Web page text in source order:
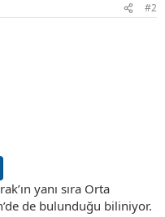
#2
yanı sıra Orta
de bulunduğu biliniyor.